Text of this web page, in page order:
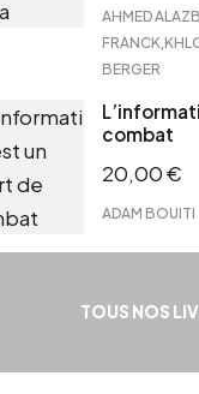
AHMED
FRANCK
BERGER
combat
20,00€
ADAM BOUITI
TOUS NOS